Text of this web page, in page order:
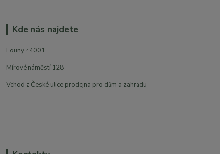
Kde nás najdete
Louny 44001
Mírové náměstí 128
Vchod z České ulice prodejna pro dům a zahradu